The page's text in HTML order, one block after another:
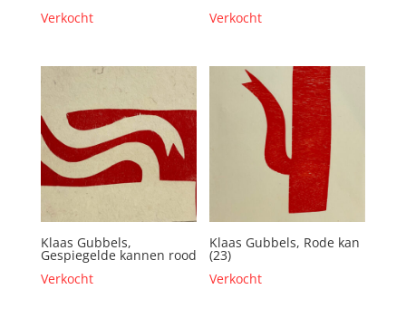
Verkocht
Verkocht
Klaas Gubbels,
Gespiegelde kannen rood
Verkocht
Klaas Gubbels, Rode kan
(23)
Verkocht